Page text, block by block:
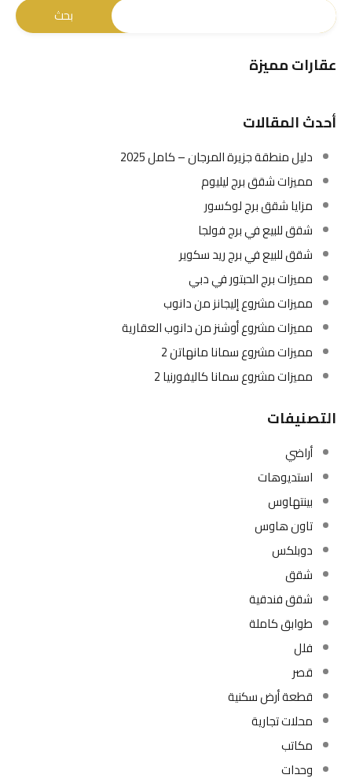
عقارات مميزة
أحدث المقالات
دليل منطقة جزيرة المرجان – كامل 2025
مميزات شقق برج ليليوم
مزايا شقق برج لوكسور
شقق للبيع في برج فولجا
شقق للبيع في برج ريد سكوير
مميزات برج الحبتور في دبي
مميزات مشروع إليجانز من دانوب
مميزات مشروع أوشنز من دانوب العقارية
مميزات مشروع سمانا مانهاتن 2
مميزات مشروع سمانا كاليفورنيا 2
التصنيفات
أراضي
استديوهات
بينتهاوس
تاون هاوس
دوبلكس
شقق
شقق فندقية
طوابق كاملة
فلل
قصر
قطعة أرض سكنية
محلات تجارية
مكاتب
وحدات